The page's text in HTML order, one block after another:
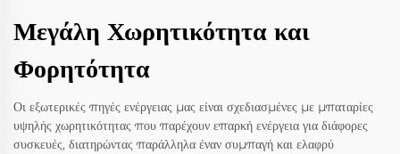
Μεγάλη Χωρητικότητα και
Φορητότητα
Οι εξωτερικές πηγές ενέργειας μας είναι σχεδιασμένες με μπαταρίες
υψηλής χωρητικότητας που παρέχουν επαρκή ενέργεια για διάφορες
συσκευές, διατηρώντας παράλληλα έναν συμπαγή και ελαφρύ